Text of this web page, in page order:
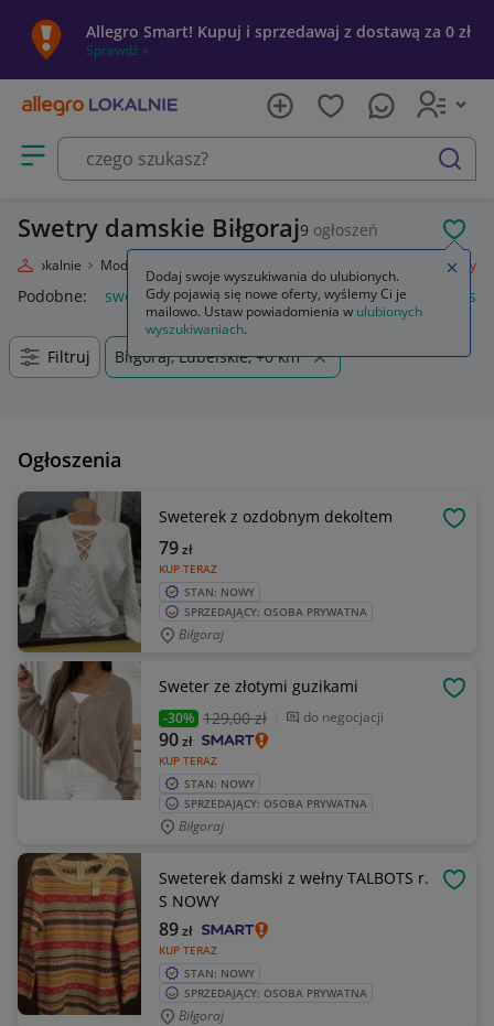
Allegro Smart! Kupuj i sprzedawaj z dostawą za 0 zł
Sprawdź »
Otwórz menu z kategoriami
szukaj
Swetry damskie Biłgoraj9 ogłoszeń
Lokalnie Moda Swetry
Podobne: swetry damskie swetry rozpinane swetry
Filtruj Biłgoraj, Lubelskie, +0 km
Ogłoszenia
Sweterek z ozdobnym dekoltem
KUP TERAZ
79zł
STAN: NOWY
SPRZEDAJĄCY: OSOBA PRYWATNA
Biłgoraj
Sweter ze złotymi guzikami
-30% 129,00 zł do negocjacji
KUP TERAZ
90zł
STAN: NOWY
SPRZEDAJĄCY: OSOBA PRYWATNA
Biłgoraj
Sweterek damski z wełny TALBOTS r.
S NOWY
KUP TERAZ
89zł
STAN: NOWY
SPRZEDAJĄCY: OSOBA PRYWATNA
Biłgoraj
Dodaj swoje wyszukiwania do ulubionych.
Gdy pojawią się nowe oferty, wyślemy Ci je
mailowo. Ustaw powiadomienia w ulubionych
wyszukiwaniach.